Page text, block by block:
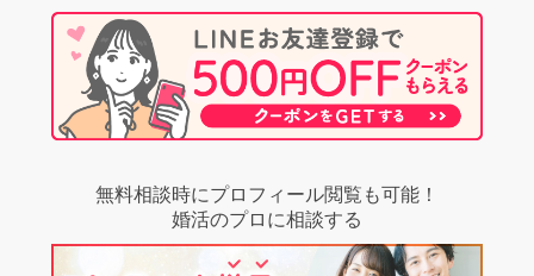
無料相談時にプロフィール閲覧も可能！
婚活のプロに相談する